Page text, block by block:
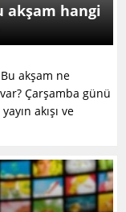
akşam hangi
akşam ne
Çarşamba günü
akışı ve